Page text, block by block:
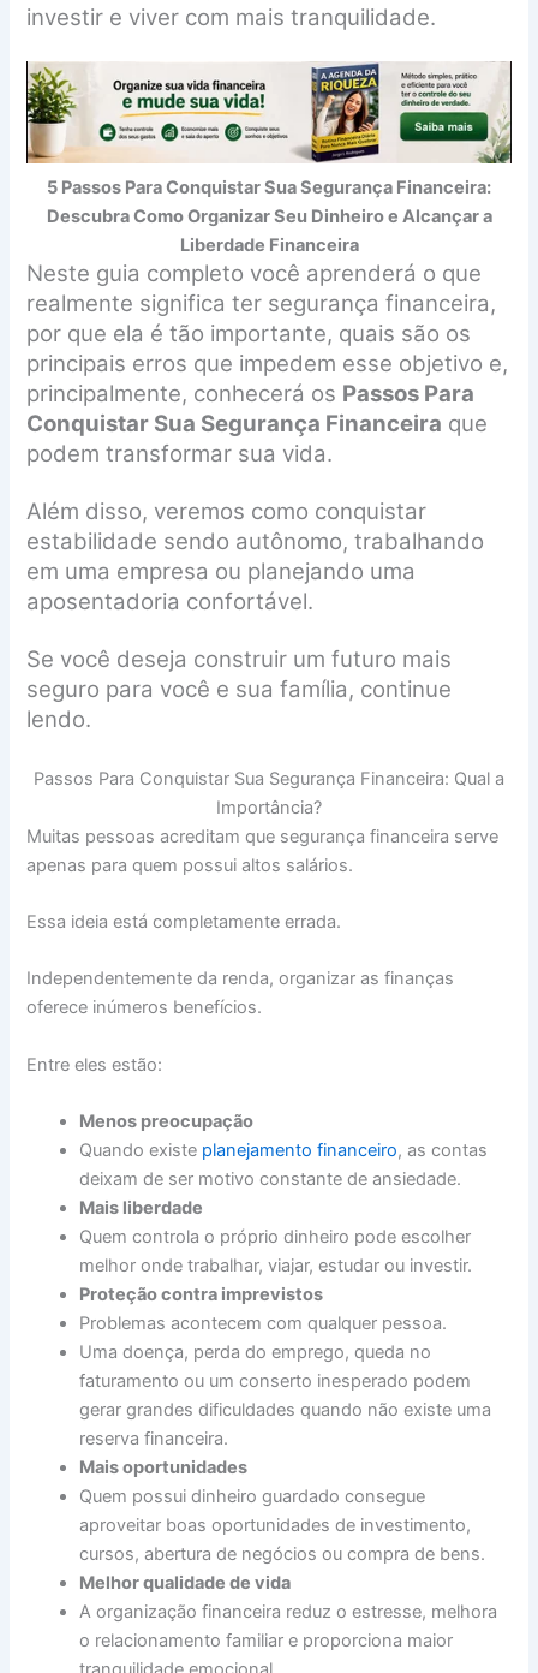
investir e viver com mais tranquilidade.
5 Passos Para Conquistar Sua Segurança Financeira:
Descubra Como Organizar Seu Dinheiro e Alcançar a
Liberdade Financeira
Neste guia completo você aprenderá o que
realmente significa ter segurança financeira,
por que ela é tão importante, quais são os
principais erros que impedem esse objetivo e,
principalmente, conhecerá os Passos Para
Conquistar Sua Segurança Financeira que
podem transformar sua vida.
Além disso, veremos como conquistar
estabilidade sendo autônomo, trabalhando
em uma empresa ou planejando uma
aposentadoria confortável.
Se você deseja construir um futuro mais
seguro para você e sua família, continue
lendo.
Passos Para Conquistar Sua Segurança Financeira: Qual a
Importância?
Muitas pessoas acreditam que segurança financeira serve
apenas para quem possui altos salários.
Essa ideia está completamente errada.
Independentemente da renda, organizar as finanças
oferece inúmeros benefícios.
Entre eles estão:
Menos preocupação
Quando existe planejamento financeiro, as contas
deixam de ser motivo constante de ansiedade.
Mais liberdade
Quem controla o próprio dinheiro pode escolher
melhor onde trabalhar, viajar, estudar ou investir.
Proteção contra imprevistos
Problemas acontecem com qualquer pessoa.
Uma doença, perda do emprego, queda no
faturamento ou um conserto inesperado podem
gerar grandes dificuldades quando não existe uma
reserva financeira.
Mais oportunidades
Quem possui dinheiro guardado consegue
aproveitar boas oportunidades de investimento,
cursos, abertura de negócios ou compra de bens.
Melhor qualidade de vida
A organização financeira reduz o estresse, melhora
o relacionamento familiar e proporciona maior